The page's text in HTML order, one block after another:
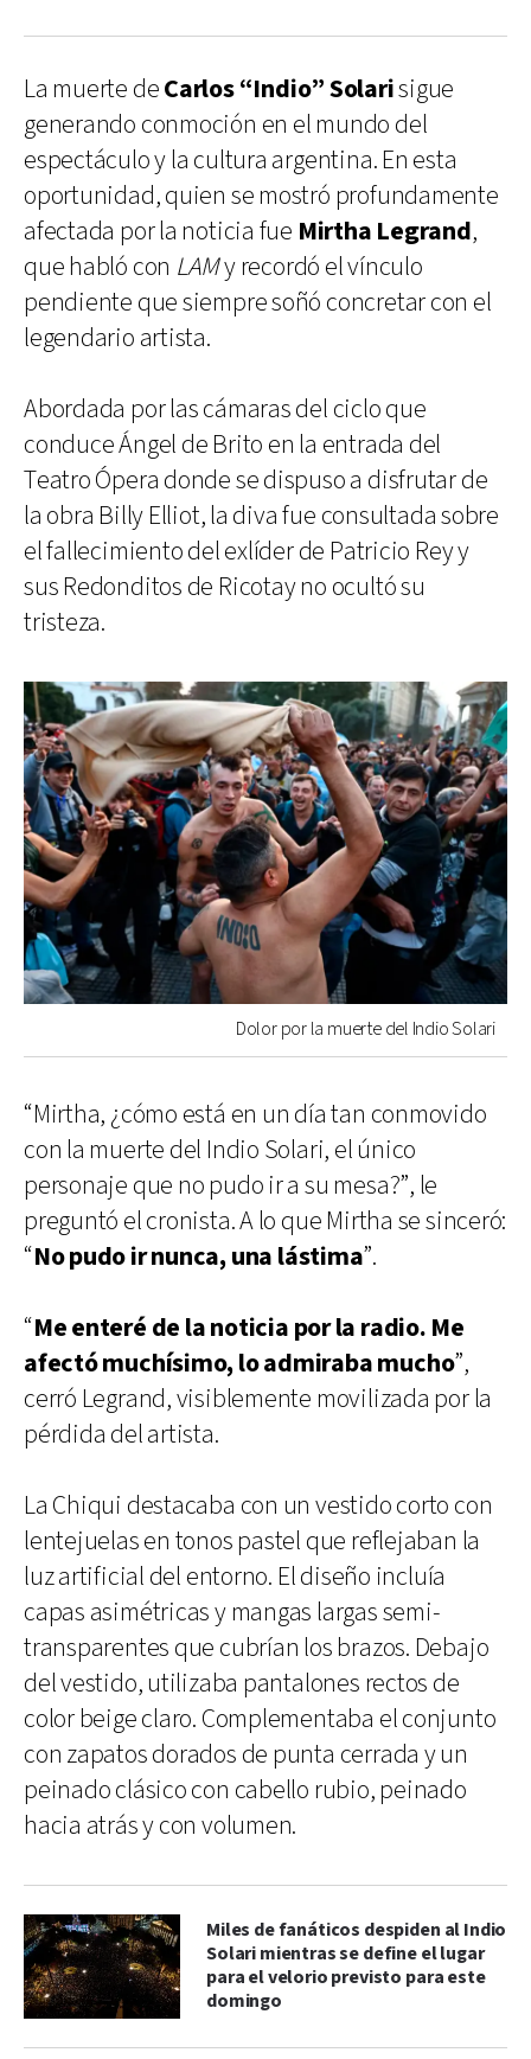
La muerte deCarlos “Indio” Solarisigue
generando conmoción en el mundo del
espectáculo y la cultura argentina. En esta
oportunidad, quien se mostró profundamente
afectada por la noticia fue Mirtha Legrand,
que habló con LAMy recordó el vínculo
pendiente que siempre soñó concretar con el
legendario artista.
Abordada por las cámaras del ciclo que
conduce Ángel de Brito en la entrada del
Teatro Ópera donde se dispuso a disfrutar de
la obra Billy Elliot, la diva fue consultada sobre
el fallecimiento del exlíder de Patricio Rey y
sus Redonditos de Ricotay no ocultó su
tristeza.
Dolor por la muerte del Indio Solari
“Mirtha, ¿cómo está en un día tan conmovido
con la muerte del Indio Solari, el único
personaje que no pudo ir a su mesa?”, le
preguntó el cronista. A lo que Mirtha se sinceró:
“No pudo ir nunca, una lástima”.
“Me enteré de la noticia por la radio. Me
afectó muchísimo, lo admiraba mucho”,
cerró Legrand, visiblemente movilizada por la
pérdida del artista.
La Chiqui destacaba con un vestido corto con
lentejuelas en tonos pastel que reflejaban la
luz artificial del entorno. El diseño incluía
capas asimétricas y mangas largas semi-
transparentes que cubrían los brazos. Debajo
del vestido, utilizaba pantalones rectos de
color beige claro. Complementaba el conjunto
con zapatos dorados de punta cerrada y un
peinado clásico con cabello rubio, peinado
hacia atrás y con volumen.
Miles de fanáticos despiden al Indio
Solari mientras se define el lugar
para el velorio previsto para este
domingo